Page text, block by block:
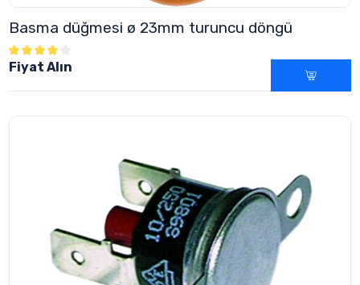
Basma düğmesi ø 23mm turuncu döngü
Fiyat Alın